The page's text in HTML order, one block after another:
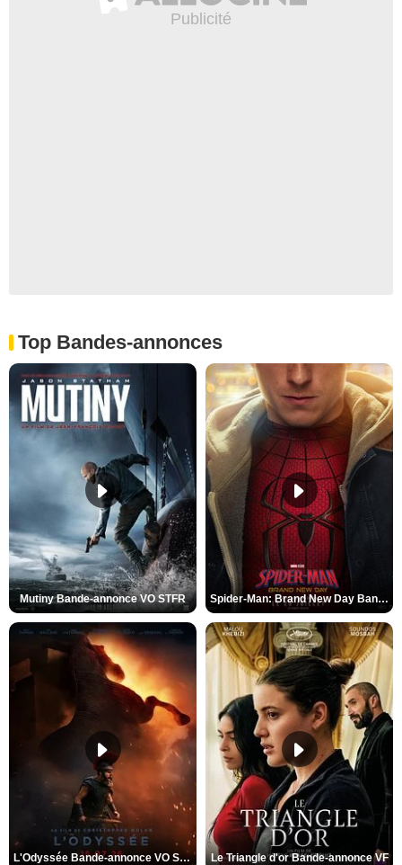
Top Bandes-annonces
Mutiny Bande-annonce VO STFR Spider-Man: Brand New Day Bande-annonce VO STFR
L'Odyssée Bande-annonce VO STFR Le Triangle d'or Bande-annonce VF